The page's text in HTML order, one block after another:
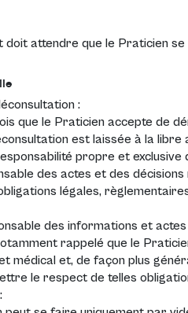
doit attendre que le Praticien se
:
que le Praticien accepte de
est laissée à la
propre et
des actes et des
légales,
des informations et
rappelé que le
médical et, de façon plus
le respect de telles